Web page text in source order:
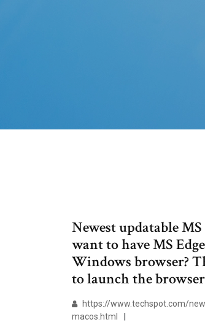
Newest updatable
want to have MS
Windows browser?
to launch the
https://www.techspot.com/
macos.html